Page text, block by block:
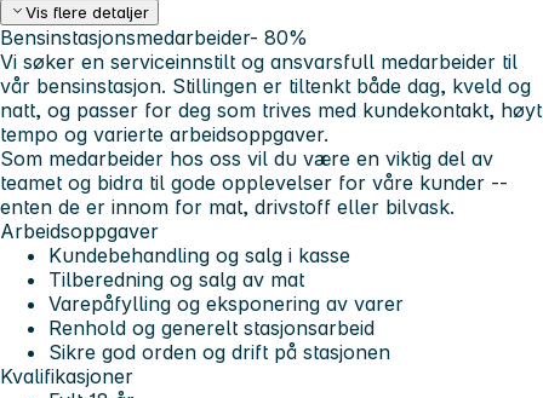
Vis flere detaljer
Bensinstasjonsmedarbeider- 80%
Vi søker en serviceinnstilt og ansvarsfull medarbeider til
vår bensinstasjon. Stillingen er tiltenkt både dag, kveld og
natt, og passer for deg som trives med kundekontakt, høyt
tempo og varierte arbeidsoppgaver.
Som medarbeider hos oss vil du være en viktig del av
teamet og bidra til gode opplevelser for våre kunder --
enten de er innom for mat, drivstoff eller bilvask.
Arbeidsoppgaver
Kundebehandling og salg i kasse
Tilberedning og salg av mat
Varepåfylling og eksponering av varer
Renhold og generelt stasjonsarbeid
Sikre god orden og drift på stasjonen
Kvalifikasjoner